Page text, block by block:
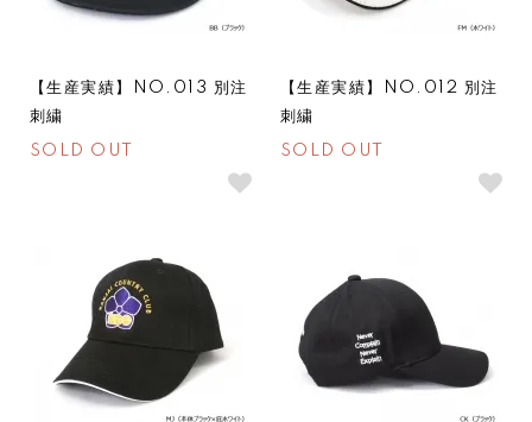
【生産実績】NO.013 別注
刺繍
SOLD OUT
【生産実績】NO.012 別注
刺繍
SOLD OUT